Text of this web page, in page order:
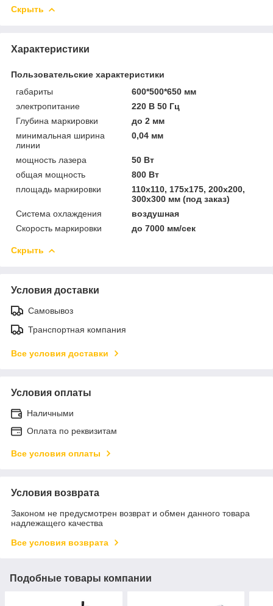
Скрыть
Характеристики
Пользовательские характеристики
габариты
600*500*650 мм
электропитание
220 В 50 Гц
Глубина маркировки
до 2 мм
минимальная ширина
линии
0,04 мм
мощность лазера
50 Вт
общая мощность
800 Вт
площадь маркировки
110х110, 175х175, 200х200,
300х300 мм (под заказ)
Система охлаждения
воздушная
Скорость маркировки
до 7000 мм/сек
Скрыть
Условия доставки
Самовывоз
Транспортная компания
Все условия доставки
Условия оплаты
Наличными
Оплата по реквизитам
Все условия оплаты
Условия возврата
Законом не предусмотрен возврат и обмен данного товара
надлежащего качества
Все условия возврата
Подобные товары компании